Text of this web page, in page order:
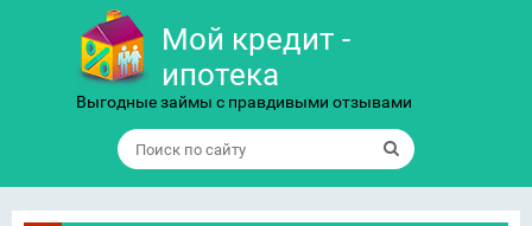
Мой кредит -
ипотека
Выгодные займы с правдивыми отзывами